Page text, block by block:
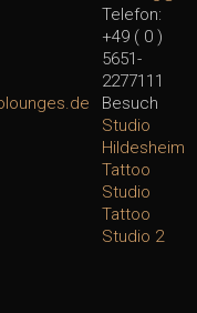
Telefon:
+49 ( 0 )
5651-
2277111
Besuch
Studio
Hildesheim
Tattoo
Studio
Tattoo
Studio 2